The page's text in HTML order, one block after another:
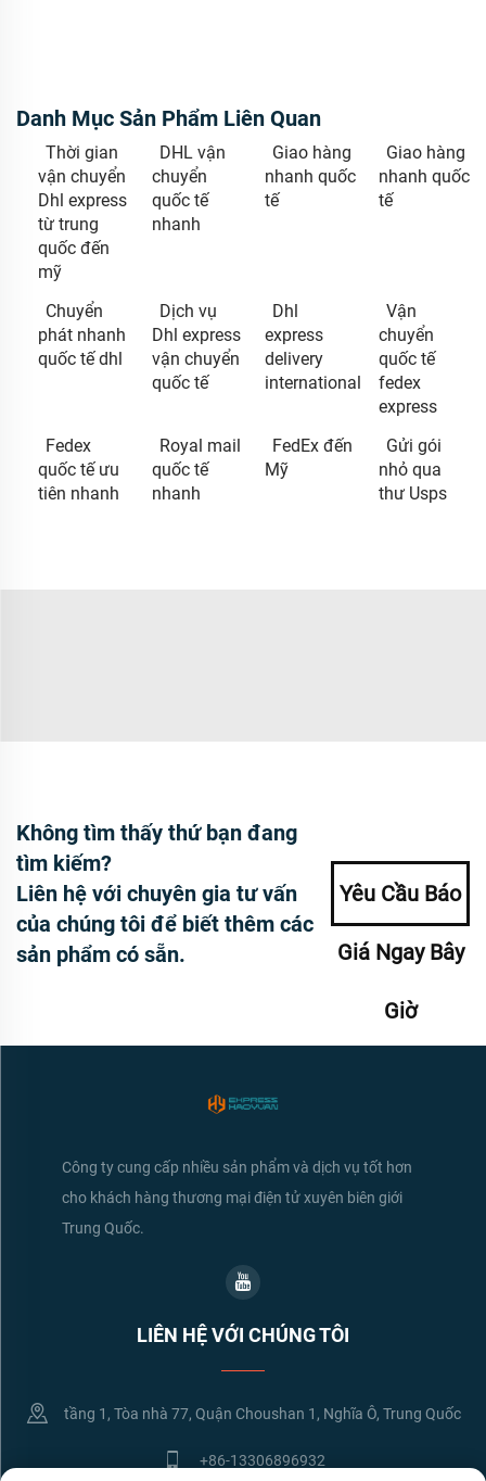
Danh Mục Sản Phẩm Liên Quan
Thời gian
vận chuyển
Dhl express
từ trung
quốc đến
mỹ
DHL vận
chuyển
quốc tế
nhanh
Giao hàng
nhanh quốc
tế
Giao hàng
nhanh quốc
tế
Chuyển
phát nhanh
quốc tế dhl
Dịch vụ
Dhl express
vận chuyển
quốc tế
Dhl
express
delivery
international
Vận
chuyển
quốc tế
fedex
express
Fedex
quốc tế ưu
tiên nhanh
Royal mail
quốc tế
nhanh
FedEx đến
Mỹ
Gửi gói
nhỏ qua
thư Usps
Không tìm thấy thứ bạn đang
tìm kiếm?
Liên hệ với chuyên gia tư vấn
của chúng tôi để biết thêm các
sản phẩm có sẵn.
Yêu Cầu Báo
Giá Ngay Bây
Giờ
Công ty cung cấp nhiều sản phẩm và dịch vụ tốt hơn
cho khách hàng thương mại điện tử xuyên biên giới
Trung Quốc.
LIÊN HỆ VỚI CHÚNG TÔI
tầng 1, Tòa nhà 77, Quận Choushan 1, Nghĩa Ô, Trung Quốc
+86-13306896932